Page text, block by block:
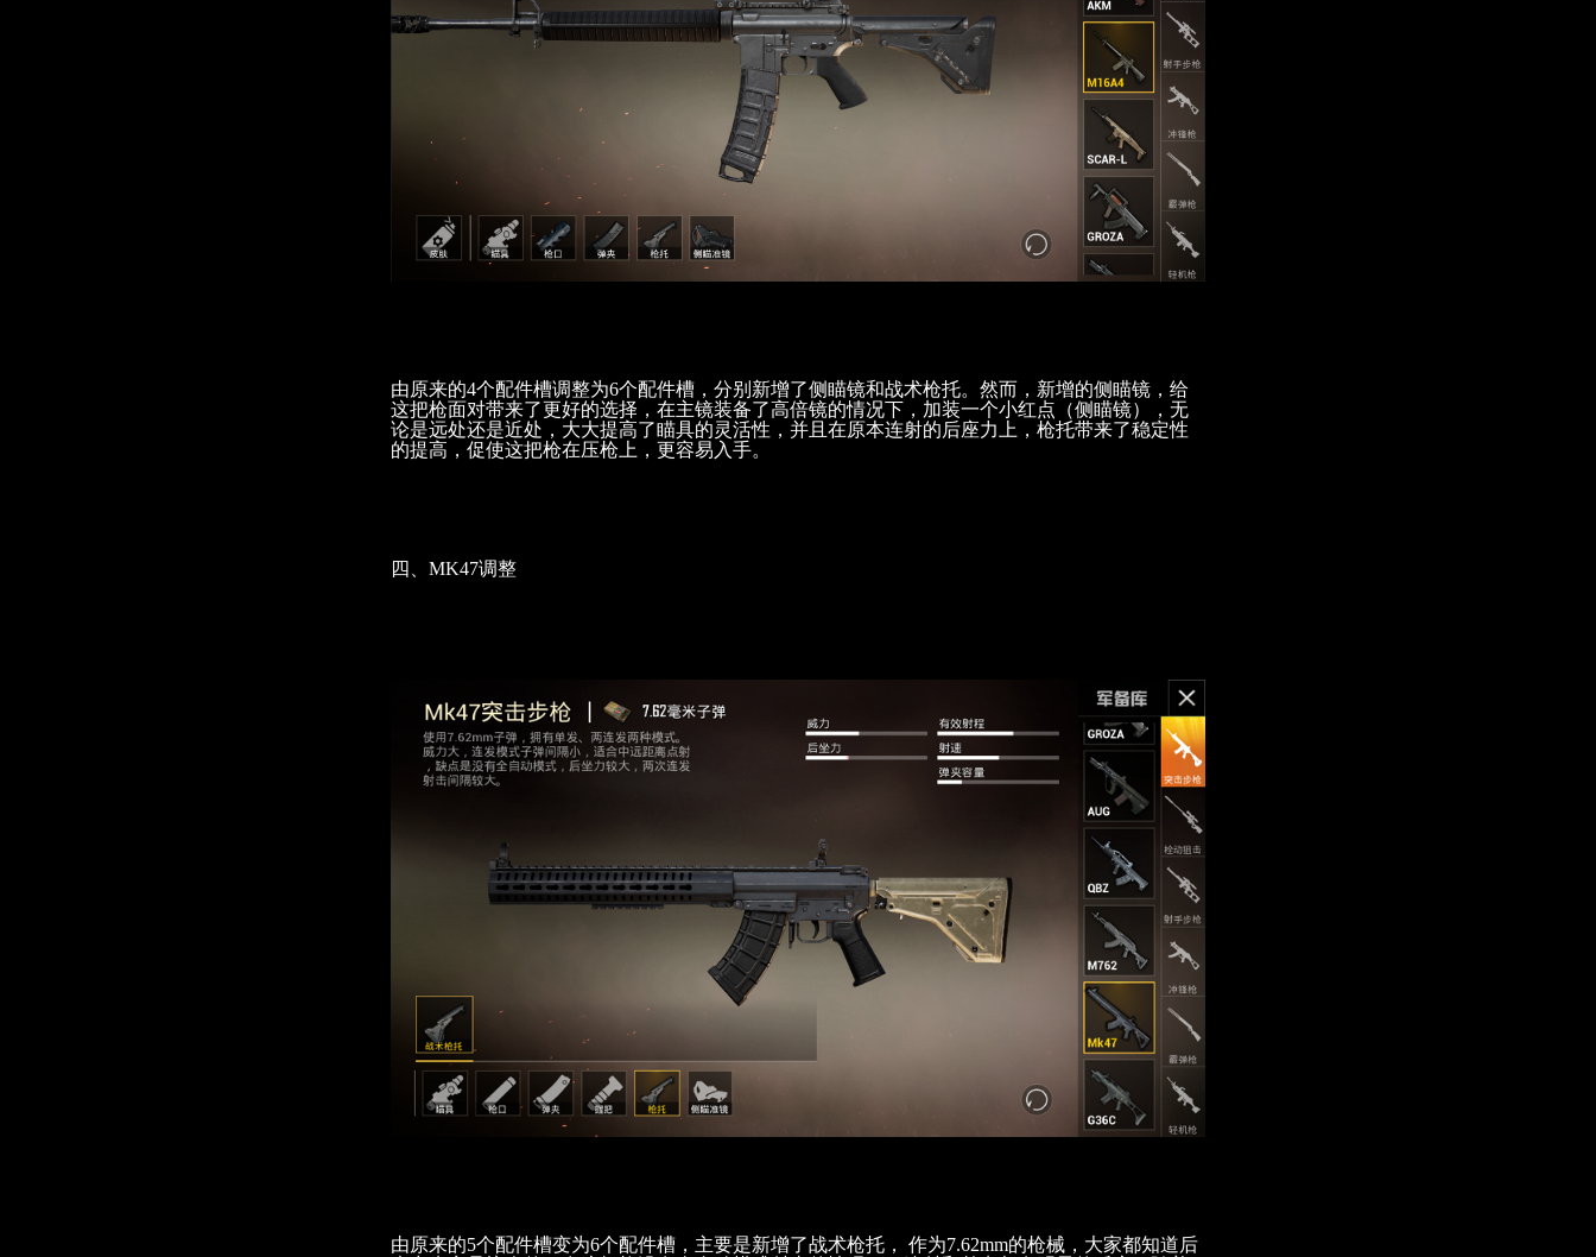
由原来的4个配件槽调整为6个配件槽，分别新增了侧瞄镜和战术枪托。然而，新增的侧瞄镜，给
这把枪面对带来了更好的选择，在主镜装备了高倍镜的情况下，加装一个小红点（侧瞄镜），无
论是远处还是近处，大大提高了瞄具的灵活性，并且在原本连射的后座力上，枪托带来了稳定性
的提高，促使这把枪在压枪上，更容易入手。
四、MK47调整
由原来的5个配件槽变为6个配件槽，主要是新增了战术枪托， 作为7.62mm的枪械，大家都知道后